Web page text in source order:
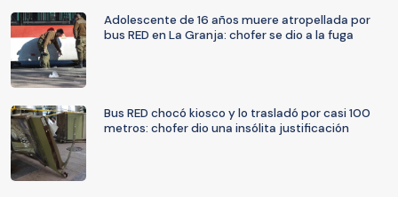
Adolescente de 16 años muere atropellada por
bus RED en La Granja: chofer se dio a la fuga
Bus RED chocó kiosco y lo trasladó por casi 100
metros: chofer dio una insólita justificación